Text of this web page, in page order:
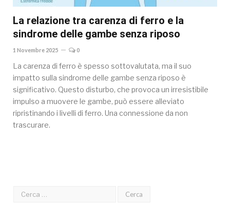
La relazione tra carenza di ferro e la
sindrome delle gambe senza riposo
1 Novembre 2025 0
La carenza di ferro è spesso sottovalutata, ma il suo
impatto sulla sindrome delle gambe senza riposo è
significativo. Questo disturbo, che provoca un irresistibile
impulso a muovere le gambe, può essere alleviato
ripristinando i livelli di ferro. Una connessione da non
trascurare.